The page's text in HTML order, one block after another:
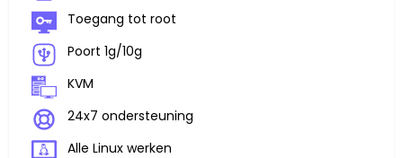
Toegang tot root
Poort 1g/10g
KVM
24x7 ondersteuning
Alle Linux werken